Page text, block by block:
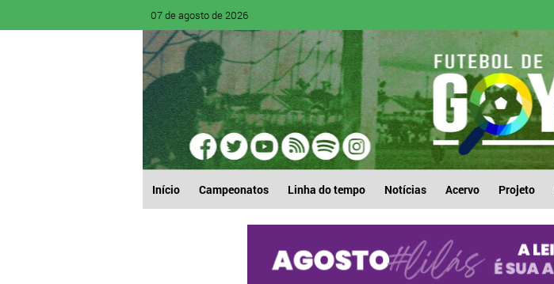
07 de agosto de 2026
Início Campeonatos Linha do tempo Notícias Acervo Projeto